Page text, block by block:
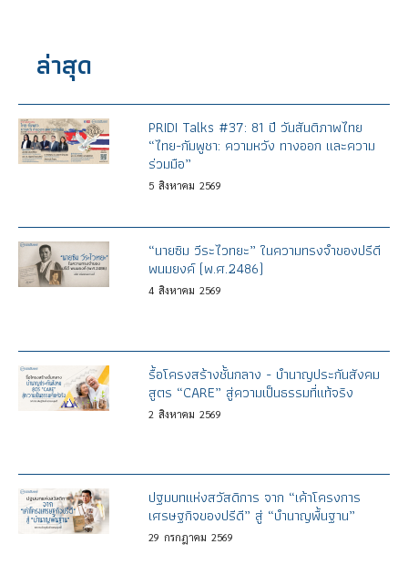
ล่าสุด
PRIDI Talks #37: 81 ปี วันสันติภาพไทย
“ไทย-กัมพูชา: ความหวัง ทางออก และความ
ร่วมมือ”
5 สิงหาคม 2569
“นายซิม วีระไวทยะ” ในความทรงจำของปรีดี
พนมยงค์ (พ.ศ.2486)
4 สิงหาคม 2569
รื้อโครงสร้างชั้นกลาง - บำนาญประกันสังคม
สูตร “CARE” สู่ความเป็นธรรมที่แท้จริง
2 สิงหาคม 2569
ปฐมบทแห่งสวัสดิการ จาก “เค้าโครงการ
เศรษฐกิจของปรีดี” สู่ “บำนาญพื้นฐาน”
29 กรกฎาคม 2569